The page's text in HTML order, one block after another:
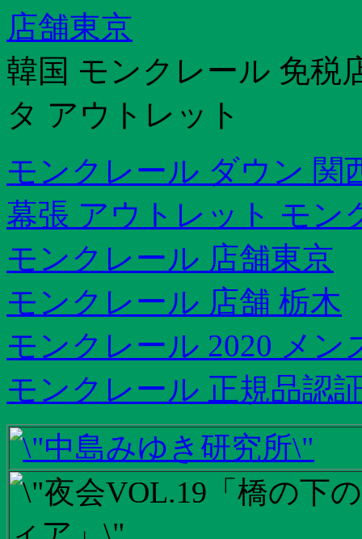
店舗東京
韓国 モンクレール 免税
タ アウトレット
モンクレール ダウン 関
幕張 アウトレット モン
モンクレール 店舗東京
モンクレール 店舗 栃木
モンクレール 2020 メン
モンクレール 正規品認